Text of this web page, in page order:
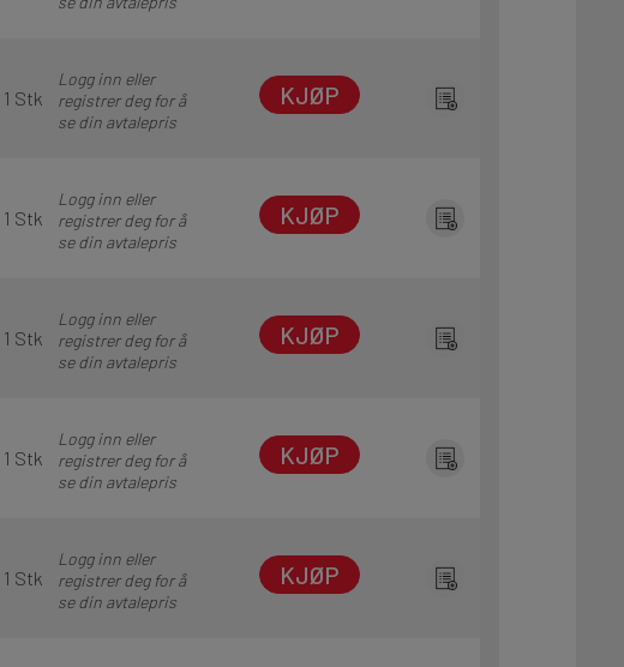
1 Stk
Logg inn eller
registrer deg for å
se din avtalepris
KJØP
1 Stk
Logg inn eller
registrer deg for å
se din avtalepris
KJØP
1 Stk
Logg inn eller
registrer deg for å
se din avtalepris
KJØP
1 Stk
Logg inn eller
registrer deg for å
se din avtalepris
KJØP
1 Stk
Logg inn eller
registrer deg for å
se din avtalepris
KJØP